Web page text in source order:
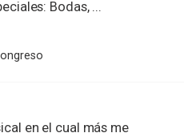
Bodas, ...
en el cual más me